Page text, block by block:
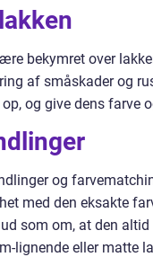
bekymret over
af småskader og
og give dens farve
og
med den eksakte
som om, at den
lignende eller matte